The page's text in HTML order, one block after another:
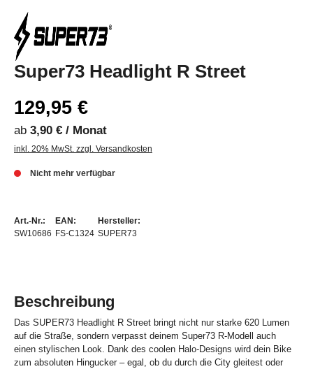
Super73 Headlight R Street
129,95 €
ab 3,90 € / Monat
inkl. 20% MwSt. zzgl. Versandkosten
Nicht mehr verfügbar
Art.-Nr.:
SW10686
EAN:
FS-C1324
Hersteller:
SUPER73
Beschreibung
Das SUPER73 Headlight R Street bringt nicht nur starke 620 Lumen
auf die Straße, sondern verpasst deinem Super73 R-Modell auch
einen stylischen Look. Dank des coolen Halo-Designs wird dein Bike
zum absoluten Hingucker – egal, ob du durch die City gleitest oder